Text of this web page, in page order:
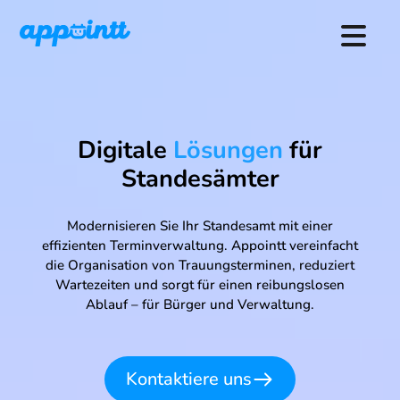
Digitale Lösungen für
Standesämter
Modernisieren Sie Ihr Standesamt mit einer
effizienten Terminverwaltung. Appointt vereinfacht
die Organisation von Trauungsterminen, reduziert
Wartezeiten und sorgt für einen reibungslosen
Ablauf – für Bürger und Verwaltung.
Kontaktiere uns